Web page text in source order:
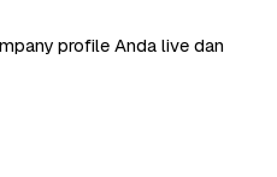
profile Anda live dan